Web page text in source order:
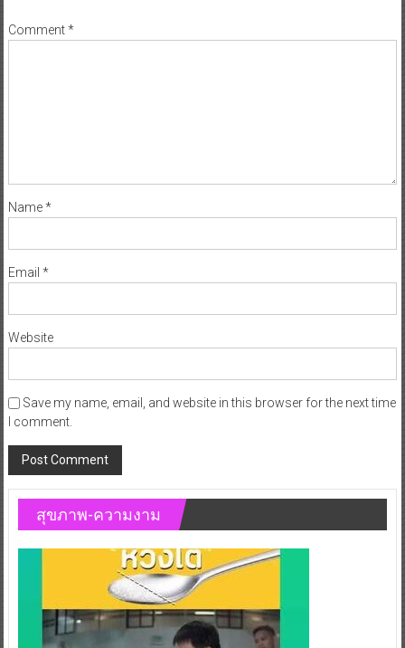
Comment*
Name*
Email *
Website
Save my name, email, and website in this browser for the next time
I comment.
สุขภาพ-ความงาม